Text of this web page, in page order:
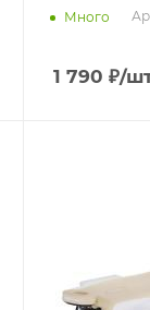
Много
1 790 ₽/